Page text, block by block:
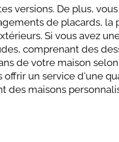
versions. De plus,
de placards,
Si vous avez
comprenant des
de votre maison
un service d'une
des maisons